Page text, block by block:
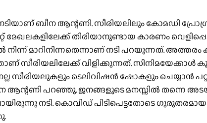
ബീന ആന്റണി. സീരിയലിലും കോമഡി
മറ്റ് മേഖലകളിലേക്ക് തിരിയാനുണ്ടായ കാരണം
മാറിനിന്നതെന്നാണ് നടി പറയുന്നത്. അത്തരം
സീരിയലിലേക്ക് വിളിക്കുന്നത്.
നല്ല സീരിയലുകളും ടെലിവിഷന്‍ ഷോകളും ചെയ്യാന്‍
ബീന ആന്റണി പറഞ്ഞു. ജനങ്ങളുടെ മനസ്സില്‍
നടി. കൊവിഡ് പിടിപെട്ടതോടെ